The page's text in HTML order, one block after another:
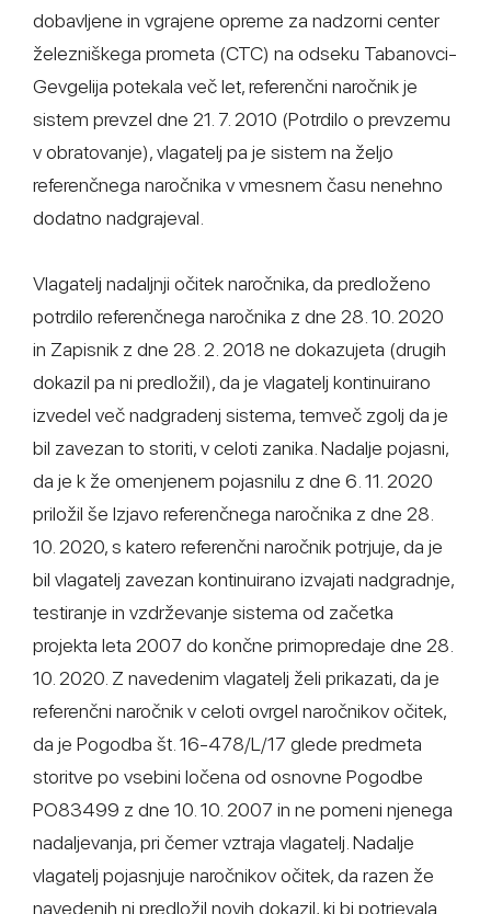
dobavljene in vgrajene opreme za nadzorni center
železniškega prometa (CTC) na odseku Tabanovci-
Gevgelija potekala več let, referenčni naročnik je
sistem prevzel dne 21. 7. 2010 (Potrdilo o prevzemu
v obratovanje), vlagatelj pa je sistem na željo
referenčnega naročnika v vmesnem času nenehno
dodatno nadgrajeval.
Vlagatelj nadaljnji očitek naročnika, da predloženo
potrdilo referenčnega naročnika z dne 28. 10. 2020
in Zapisnik z dne 28. 2. 2018 ne dokazujeta (drugih
dokazil pa ni predložil), da je vlagatelj kontinuirano
izvedel več nadgradenj sistema, temveč zgolj da je
bil zavezan to storiti, v celoti zanika. Nadalje pojasni,
da je k že omenjenem pojasnilu z dne 6. 11. 2020
priložil še Izjavo referenčnega naročnika z dne 28.
10. 2020, s katero referenčni naročnik potrjuje, da je
bil vlagatelj zavezan kontinuirano izvajati nadgradnje,
testiranje in vzdrževanje sistema od začetka
projekta leta 2007 do končne primopredaje dne 28.
10. 2020. Z navedenim vlagatelj želi prikazati, da je
referenčni naročnik v celoti ovrgel naročnikov očitek,
da je Pogodba št. 16-478/L/17 glede predmeta
storitve po vsebini ločena od osnovne Pogodbe
PO83499 z dne 10. 10. 2007 in ne pomeni njenega
nadaljevanja, pri čemer vztraja vlagatelj. Nadalje
vlagatelj pojasnjuje naročnikov očitek, da razen že
navedenih ni predložil novih dokazil, ki bi potrjevala